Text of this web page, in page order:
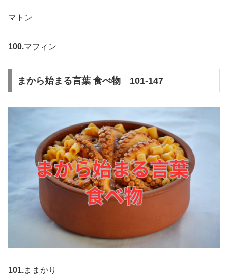
マトン
100.マフィン
まから始まる言葉 食べ物 101-147
101.ままかり